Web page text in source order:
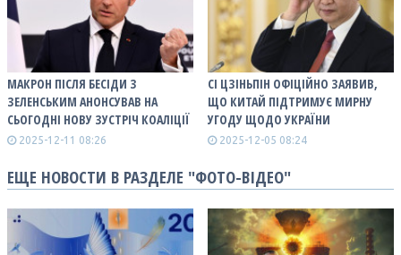
МАКРОН ПІСЛЯ БЕСІДИ З
ЗЕЛЕНСЬКИМ АНОНСУВАВ НА
СЬОГОДНІ НОВУ ЗУСТРІЧ КОАЛІЦІЇ
2025-12-11 08:26
СІ ЦЗІНЬПІН ОФІЦІЙНО ЗАЯВИВ,
ЩО КИТАЙ ПІДТРИМУЄ МИРНУ
УГОДУ ЩОДО УКРАЇНИ
2025-12-05 08:24
ЕЩЕ НОВОСТИ В РАЗДЕЛЕ "ФОТО-ВІДЕО"